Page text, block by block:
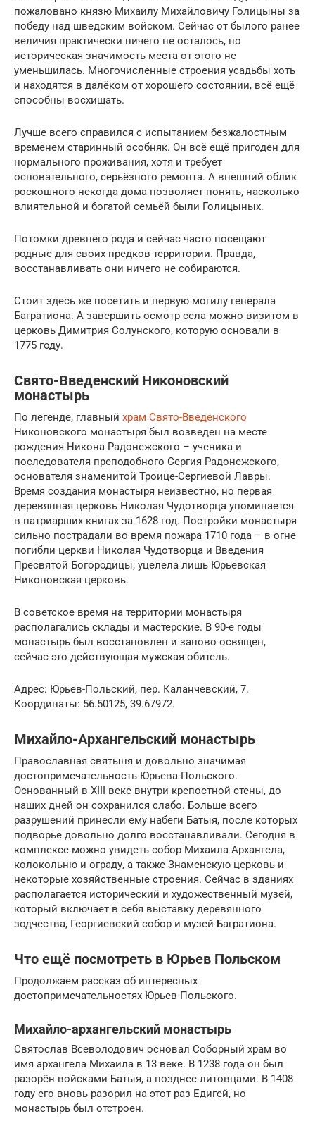
пожаловано князю Михаилу Михайловичу Голицыны за
победу над шведским войском. Сейчас от былого ранее
величия практически ничего не осталось, но
историческая значимость места от этого не
уменьшилась. Многочисленные строения усадьбы хоть
и находятся в далёком от хорошего состоянии, всё ещё
способны восхищать.
Лучше всего справился с испытанием безжалостным
временем старинный особняк. Он всё ещё пригоден для
нормального проживания, хотя и требует
основательного, серьёзного ремонта. А внешний облик
роскошного некогда дома позволяет понять, насколько
влиятельной и богатой семьёй были Голицыных.
Потомки древнего рода и сейчас часто посещают
родные для своих предков территории. Правда,
восстанавливать они ничего не собираются.
Стоит здесь же посетить и первую могилу генерала
Багратиона. А завершить осмотр села можно визитом в
церковь Димитрия Солунского, которую основали в
1775 году.
Свято-Введенский Никоновский
монастырь
По легенде, главный храм Свято-Введенского
Никоновского монастыря был возведен на месте
рождения Никона Радонежского – ученика и
последователя преподобного Сергия Радонежского,
основателя знаменитой Троице-Сергиевой Лавры.
Время создания монастыря неизвестно, но первая
деревянная церковь Николая Чудотворца упоминается
в патриарших книгах за 1628 год. Постройки монастыря
сильно пострадали во время пожара 1710 года – в огне
погибли церкви Николая Чудотворца и Введения
Пресвятой Богородицы, уцелела лишь Юрьевская
Никоновская церковь.
В советское время на территории монастыря
располагались склады и мастерские. В 90-е годы
монастырь был восстановлен и заново освящен,
сейчас это действующая мужская обитель.
Адрес: Юрьев-Польский, пер. Каланчевский, 7.
Координаты: 56.50125, 39.67972.
Михайло-Архангельский монастырь
Православная святыня и довольно значимая
достопримечательность Юрьева-Польского.
Основанный в XIII веке внутри крепостной стены, до
наших дней он сохранился слабо. Больше всего
разрушений принесли ему набеги Батыя, после которых
подворье довольно долго восстанавливали. Сегодня в
комплексе можно увидеть собор Михаила Архангела,
колокольню и ограду, а также Знаменскую церковь и
некоторые хозяйственные строения. Сейчас в зданиях
располагается исторический и художественный музей,
который включает в себя выставку деревянного
зодчества, Георгиевский собор и музей Багратиона.
Что ещё посмотреть в Юрьев Польском
Продолжаем рассказ об интересных
достопримечательностях Юрьев-Польского.
Михайло-архангельский монастырь
Святослав Всеволодович основал Соборный храм во
имя архангела Михаила в 13 веке. В 1238 года он был
разорён войсками Батыя, а позднее литовцами. В 1408
году его вновь разорил на этот раз Едигей, но
монастырь был отстроен.